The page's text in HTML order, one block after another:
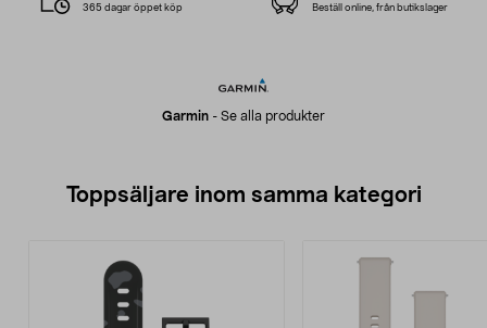
Garmin - Se alla produkter
365 dagar öppet köp Beställ online, från butikslager
Toppsäljare inom samma kategori